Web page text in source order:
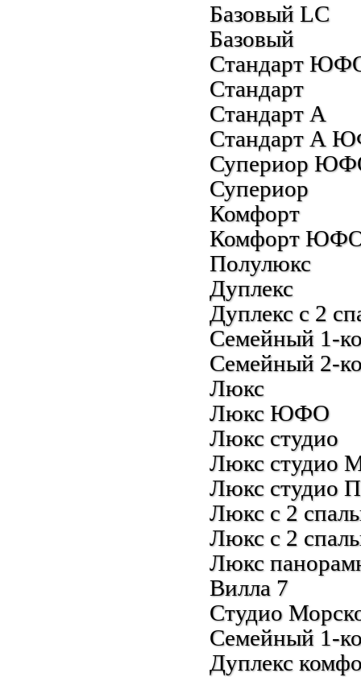
Базовый LC
Базовый
Стандарт
Стандарт
Стандарт А
Стандарт А
Супериор
Супериор
Комфорт
Комфорт
Полулюкс
Дуплекс
Дуплекс с 2
Семейный 1-
Семейный 2-
Люкс
Люкс ЮФО
Люкс студио
Люкс студио
Люкс студио
Люкс с 2
Люкс с 2
Люкс
Вилла 7
Студио
Семейный 1-
Дуплекс